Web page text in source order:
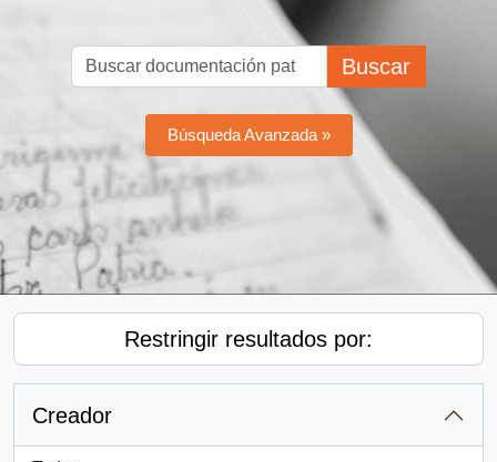
Buscar
Búsqueda Avanzada »
Restringir resultados por:
Creador